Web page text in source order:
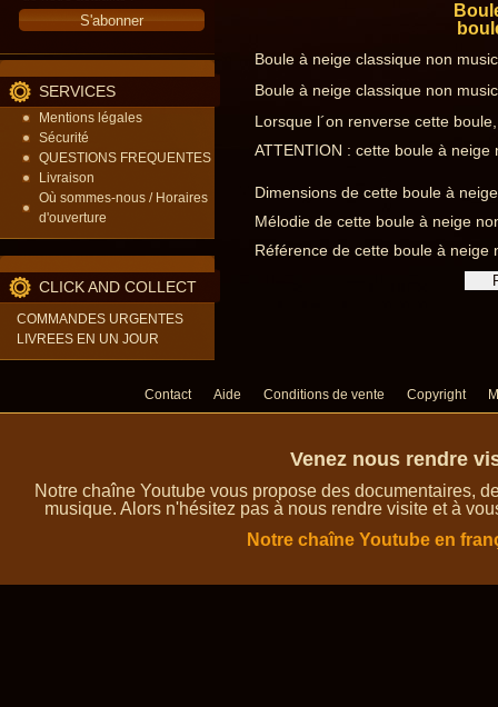
SERVICES
Mentions légales
Sécurité
QUESTIONS FREQUENTES
Livraison
Où sommes-nous / Horaires
d'ouverture
CLICK AND COLLECT
COMMANDES URGENTES
LIVREES EN UN JOUR
Boule à neige classique non
Boule à neige classique non
Lorsque l´on renverse cette
ATTENTION : cette boule à
Dimensions de cette boule à
Mélodie de cette boule à neige
Référence de cette boule à neige
Contact Aide Conditions de vente Copyright
Venez nous rendre
Notre chaîne Youtube vous propose des documentaires,
musique. Alors n'hésitez pas à nous rendre visite et à
Notre chaîne Youtube en